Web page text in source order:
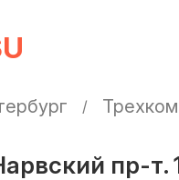
пр-т.